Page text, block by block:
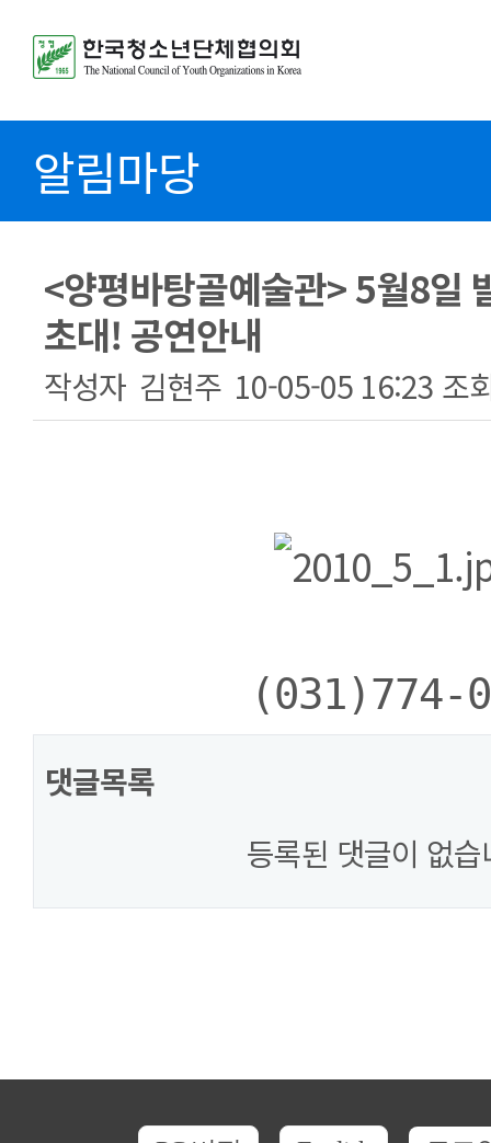
알림마당
<양평바탕골예술관> 5월8일
초대! 공연안내
작성자 김현주 10-05-05 16:23 조
댓글목록
등록된 댓글이 없습